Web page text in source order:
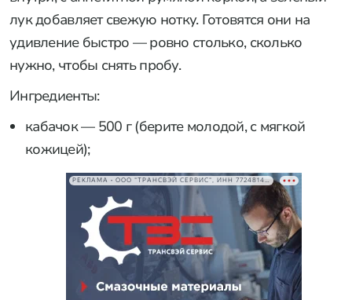
лук добавляет свежую нотку. Готовятся они на
удивление быстро — ровно столько, сколько
нужно, чтобы снять пробу.
Ингредиенты:
кабачок — 500 г (берите молодой, с мягкой
кожицей);
РЕКЛАМА • ООО "ТРАНСВЭЙ СЕРВИС", ИНН 7724814198